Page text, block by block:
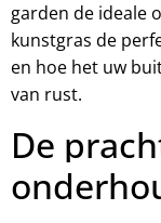
garden de ideale
kunstgras de
en hoe het uw
van rust.
De